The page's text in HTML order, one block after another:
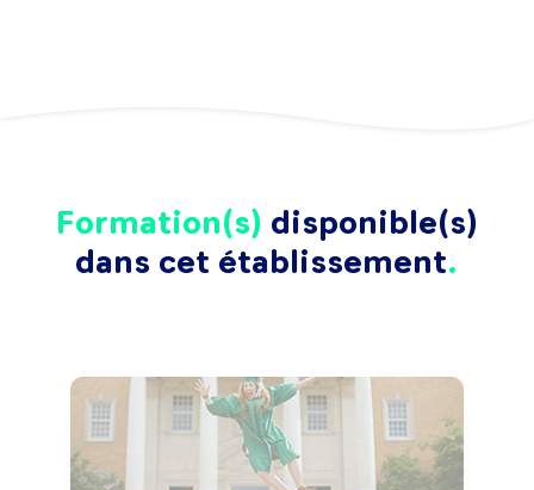
Formation(s) disponible(s)
dans cet établissement